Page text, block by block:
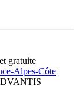
gratuite
Alpes-Côte